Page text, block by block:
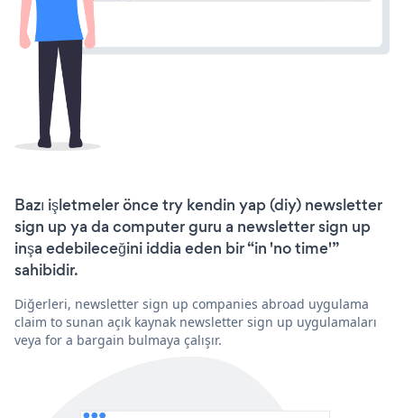
Bazı işletmeler önce try kendin yap (diy) newsletter
sign up ya da computer guru a newsletter sign up
inşa edebileceğini iddia eden bir “in 'no time'”
sahibidir.
Diğerleri, newsletter sign up companies abroad uygulama
claim to sunan açık kaynak newsletter sign up uygulamaları
veya for a bargain bulmaya çalışır.